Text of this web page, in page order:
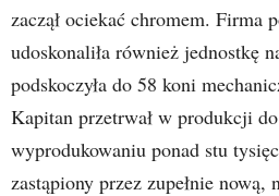
zaczął ociekać chromem. Firma
udoskonaliła również jednostkę
podskoczyła do 58 koni
Kapitan przetrwał w produkcji
wyprodukowaniu ponad stu
zastąpiony przez zupełnie nową,